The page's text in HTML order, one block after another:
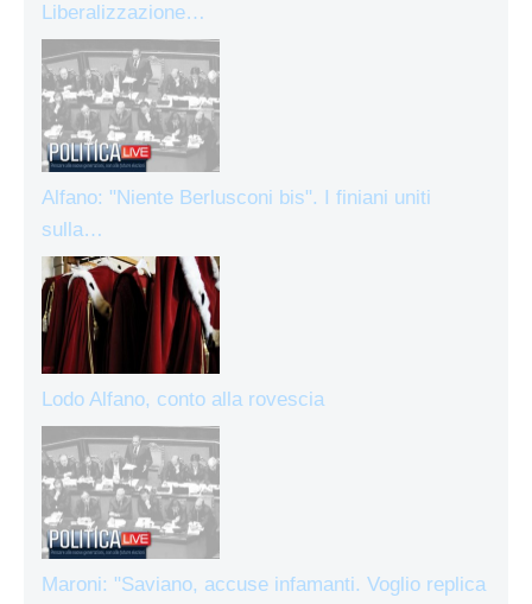
Liberalizzazione…
Alfano: "Niente Berlusconi bis". I finiani uniti
sulla…
Lodo Alfano, conto alla rovescia
Maroni: "Saviano, accuse infamanti. Voglio replica